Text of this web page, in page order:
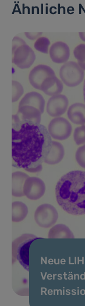
Ähnliche
Neue